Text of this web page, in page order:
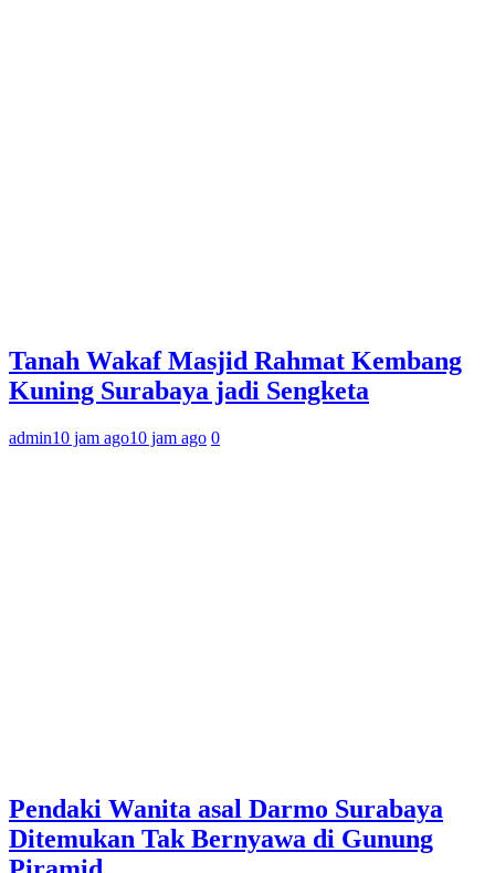
Tanah Wakaf Masjid Rahmat Kembang
Kuning Surabaya jadi Sengketa
admin10 jam ago10 jam ago 0
Pendaki Wanita asal Darmo Surabaya
Ditemukan Tak Bernyawa di Gunung